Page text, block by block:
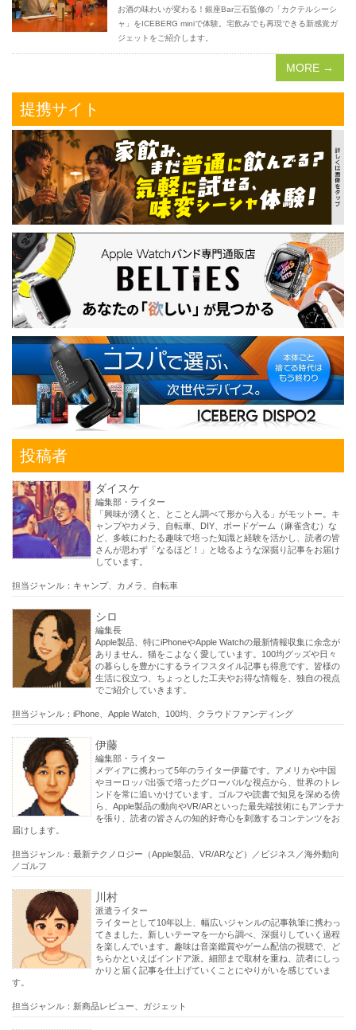
お酒の味わいが変わる！銀座Bar三石監修の「カクテルシーシ
ャ」をICEBERG miniで体験。宅飲みでも再現できる新感覚ガ
ジェットをご紹介します。
MORE →
提携サイト
投稿者
ダイスケ
編集部・ライター
「興味が湧くと、とことん調べて形から入る」がモットー。キ
ャンプやカメラ、自転車、DIY、ボードゲーム（麻雀含む）な
ど、多岐にわたる趣味で培った知識と経験を活かし、読者の皆
さんが思わず「なるほど！」と唸るような深掘り記事をお届け
しています。
担当ジャンル：キャンプ、カメラ、自転車
シロ
編集長
Apple製品、特にiPhoneやApple Watchの最新情報収集に余念が
ありません。猫をこよなく愛しています。100均グッズや日々
の暮らしを豊かにするライフスタイル記事も得意です。皆様の
生活に役立つ、ちょっとした工夫やお得な情報を、独自の視点
でご紹介していきます。
担当ジャンル：iPhone、Apple Watch、100均、クラウドファンディング
伊藤
編集部・ライター
メディアに携わって5年のライター伊藤です。アメリカや中国
やヨーロッパ出張で培ったグローバルな視点から、世界のトレ
ンドを常に追いかけています。ゴルフや読書で知見を深める傍
ら、Apple製品の動向やVR/ARといった最先端技術にもアンテナ
を張り、読者の皆さんの知的好奇心を刺激するコンテンツをお
届けします。
担当ジャンル：最新テクノロジー（Apple製品、VR/ARなど）／ビジネス／海外動向
／ゴルフ
川村
派遣ライター
ライターとして10年以上、幅広いジャンルの記事執筆に携わっ
てきました。新しいテーマを一から調べ、深掘りしていく過程
を楽しんでいます。趣味は音楽鑑賞やゲーム配信の視聴で、ど
ちらかといえばインドア派。細部まで取材を重ね、読者にしっ
かりと届く記事を仕上げていくことにやりがいを感じていま
す。
担当ジャンル：新商品レビュー、ガジェット